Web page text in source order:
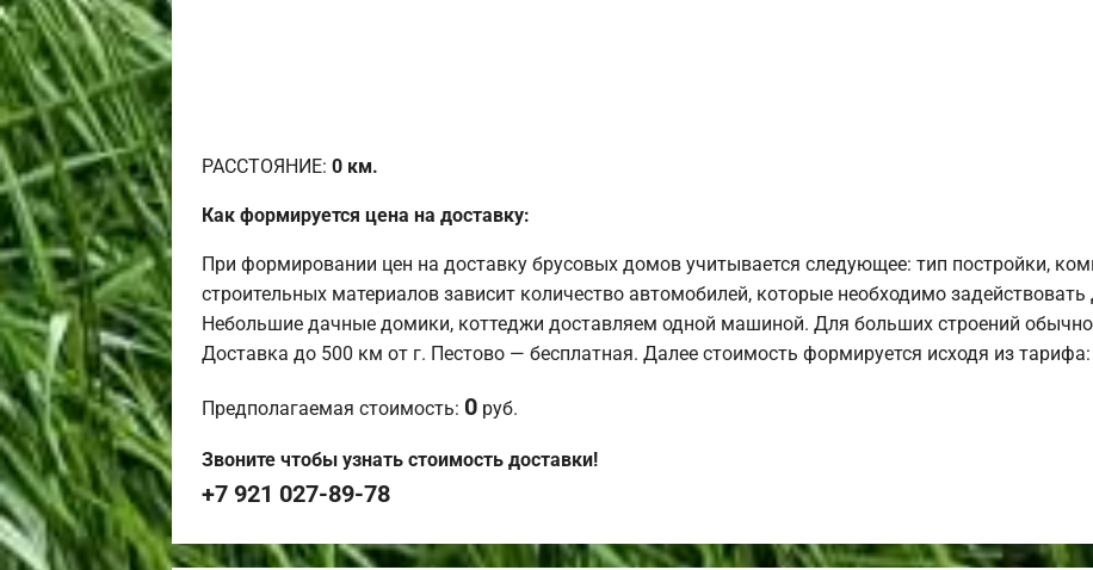
РАССТОЯНИЕ: 0 км.
Как формируется цена на доставку:
При формировании цен на доставку брусовых домов учитывается следующее: тип постройки,
строительных материалов зависит количество автомобилей, которые необходимо
Небольшие дачные домики, коттеджи доставляем одной машиной. Для больших строений
Доставка до 500 км от г. Пестово — бесплатная. Далее стоимость формируется исходя из
Предполагаемая стоимость: 0 руб.
Звоните чтобы узнать стоимость доставки!
+7 921 027-89-78